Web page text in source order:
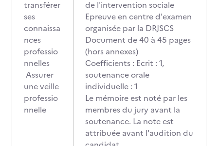
transférer
ses
connaissa
nces
professio
nnelles
Assurer
une veille
professio
nnelle
de l'intervention sociale
Epreuve en centre d'examen
organisée par la DRJSCS
Document de 40 à 45 pages
(hors annexes)
Coefficients : Ecrit : 1,
soutenance orale
individuelle : 1
Le mémoire est noté par les
membres du jury avant la
soutenance. La note est
attribuée avant l'audition du